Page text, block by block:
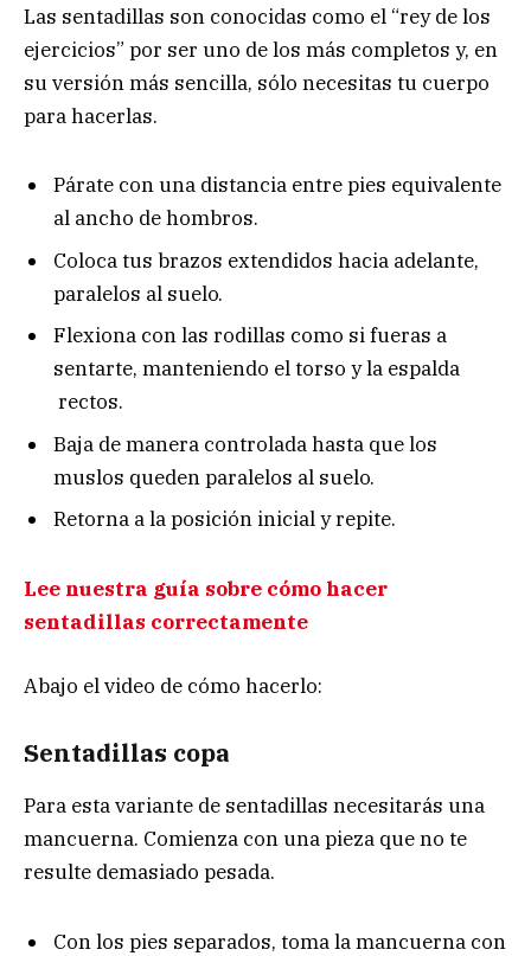
Las sentadillas son conocidas como el “rey de los
ejercicios” por ser uno de los más completos y, en
su versión más sencilla, sólo necesitas tu cuerpo
para hacerlas.
Párate con una distancia entre pies equivalente
al ancho de hombros.
Coloca tus brazos extendidos hacia adelante,
paralelos al suelo.
Flexiona con las rodillas como si fueras a
sentarte, manteniendo el torso y la espalda
rectos.
Baja de manera controlada hasta que los
muslos queden paralelos al suelo.
Retorna a la posición inicial y repite.
Lee nuestra guía sobre cómo hacer
sentadillas correctamente
Abajo el video de cómo hacerlo:
Sentadillas copa
Para esta variante de sentadillas necesitarás una
mancuerna. Comienza con una pieza que no te
resulte demasiado pesada.
Con los pies separados, toma la mancuerna con